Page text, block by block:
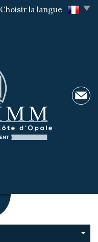
Choisir la langue